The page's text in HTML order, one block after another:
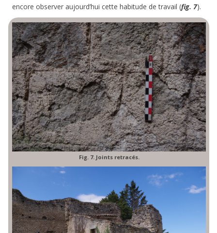
encore observer aujourd’hui cette habitude de travail (fig. 7).
Fig. 7. Joints retracés.